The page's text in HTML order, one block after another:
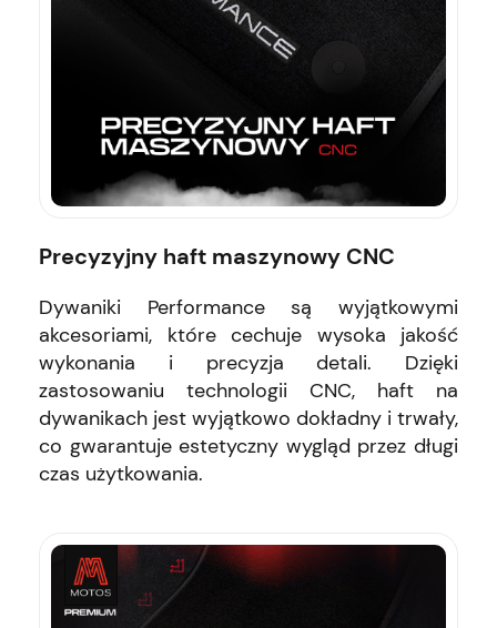
Precyzyjny haft maszynowy CNC
Dywaniki Performance są wyjątkowymi
akcesoriami, które cechuje wysoka jakość
wykonania i precyzja detali. Dzięki
zastosowaniu technologii CNC, haft na
dywanikach jest wyjątkowo dokładny i trwały,
co gwarantuje estetyczny wygląd przez długi
czas użytkowania.